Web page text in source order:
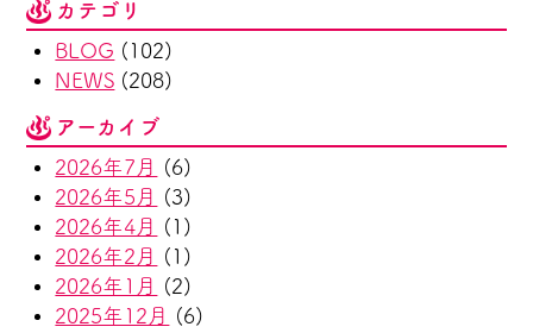
カテゴリ
BLOG (102)
NEWS (208)
アーカイブ
2026年7月
(6)
2026年5月
(3)
2026年4月
(1)
2026年2月
(1)
2026年1月
(2)
2025年12月
(6)